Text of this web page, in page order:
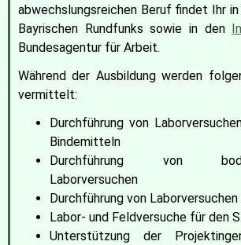
abwechslungsreichen Beruf findet Ihr in
Bayrischen Rundfunks sowie in den
Bundesagentur für Arbeit.
Während der Ausbildung werden
vermittelt:
Durchführung von
Bindemitteln
Durchführung von
Laborversuchen
Durchführung von
Labor- und Feldversuche für den
Unterstützung der